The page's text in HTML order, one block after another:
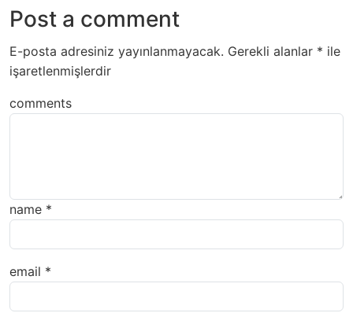
Post a comment
E-posta adresiniz yayınlanmayacak. Gerekli alanlar * ile
işaretlenmişlerdir
comments
name *
email *